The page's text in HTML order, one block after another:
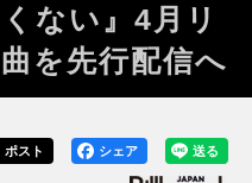
ない』4月リ
を先行配信へ
送る
シェア
ポスト